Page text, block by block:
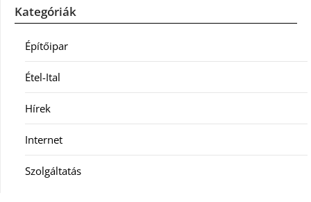
Kategóriák
Építőipar
Étel-Ital
Hírek
Internet
Szolgáltatás